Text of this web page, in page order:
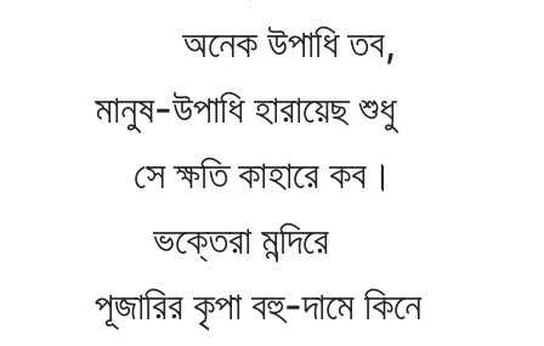
অনেক উপাধি তব,
মানুষ-উপাধি হারায়েছ শুধু
সে ক্ষতি কাহারে কব।
ভক্তেরা মন্দিরে
পূজারির কৃপা বহু-দামে কিনে